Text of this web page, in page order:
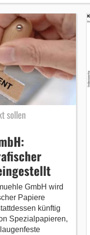
sollen
GmbH wird
Papiere
künftig
Spezialpapieren,